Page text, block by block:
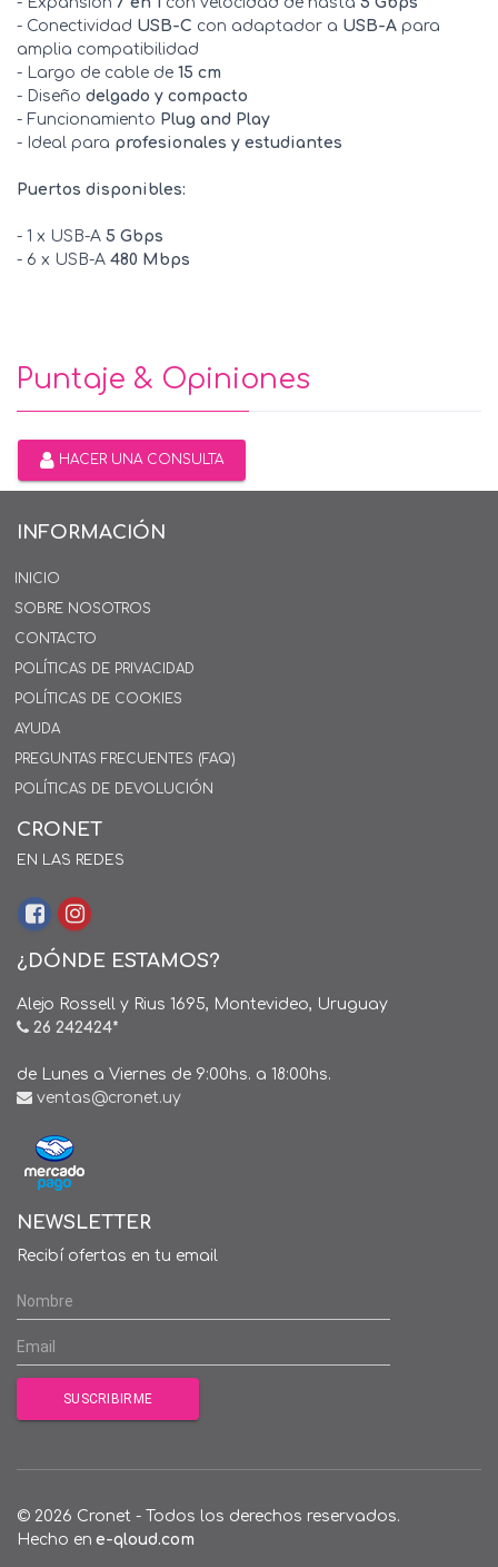
- Conectividad USB-C con adaptador a USB-A para
amplia compatibilidad
- Largo de cable de 15 cm
- Diseño delgado y compacto
- Funcionamiento Plug and Play
- Ideal para profesionales y estudiantes
Puertos disponibles:
- 1 x USB-A 5 Gbps
- 6 x USB-A 480 Mbps
Puntaje & Opiniones
HACER UNA CONSULTA
INFORMACIÓN
INICIO
SOBRE NOSOTROS
CONTACTO
POLÍTICAS DE PRIVACIDAD
POLÍTICAS DE COOKIES
AYUDA
PREGUNTAS FRECUENTES (FAQ)
POLÍTICAS DE DEVOLUCIÓN
CRONET
EN LAS REDES
¿DÓNDE ESTAMOS?
Alejo Rossell y Rius 1695, Montevideo, Uruguay
26 242424*
de Lunes a Viernes de 9:00hs. a 18:00hs.
ventas@cronet.uy
NEWSLETTER
Recibí ofertas en tu email
© 2026 Cronet - Todos los derechos reservados.
Hecho en e-qloud.com